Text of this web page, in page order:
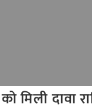
मिली दावा